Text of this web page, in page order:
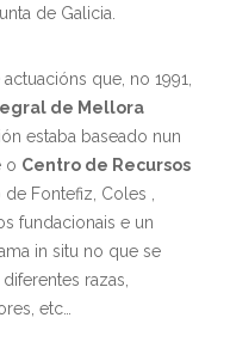
de Galicia.
que, no 1991,
de Mellora
estaba baseado nun
o Centro de Recursos
de Fontefiz, Coles ,
fundacionais e un
in situ no que se
razas,
etc…